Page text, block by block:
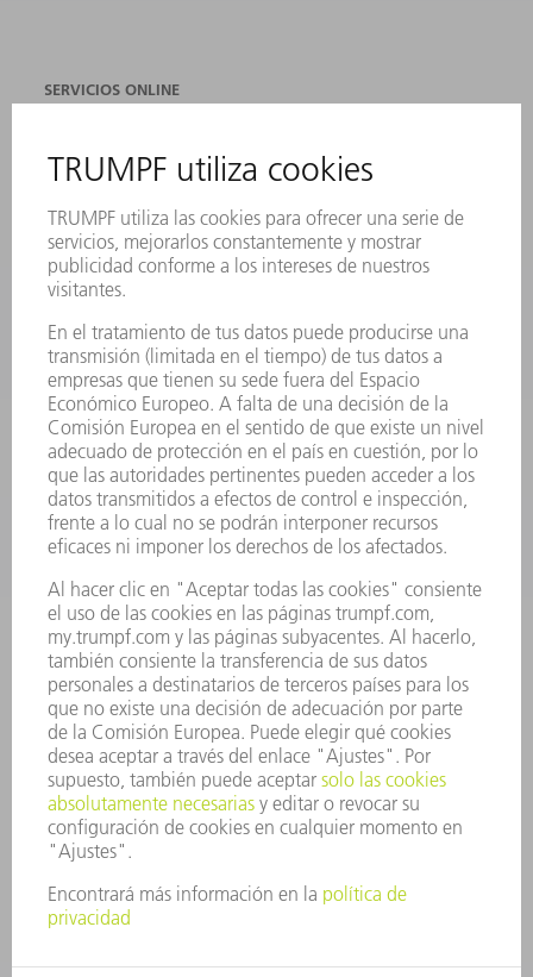
SERVICIOS ONLINE
EVENTOS Y CONVOCATORIAS
REGISTRO PARA EL BOLETÍN INFORMATIVO
FICHAS TÉCNICAS DE SEGURIDAD
PRODUCTOS
MÁQUINAS Y SISTEMAS
LÁSER
HERRAMIENTAS PORTÁTILES
FÁBRICA INTELIGENTE
SOFTWARE
SERVICIOS
APLICACIONES
SECTORES
EMPRESA
CARRERA PROFESIONAL
OFERTAS DE TRABAJO
PERFIL DE LA EMPRESA
INFORME ANUAL
PRINCIPIOS CORPORATIVOS
CUMPLIMIENTO
SISTEMA DE INFORMADORES
SEGURIDAD
COMUNICADOS DE PRENSA
REVISTAS
SOSTENIBILIDAD
MEDIO AMBIENTE Y CLIMA
SOCIEDAD Y EMPRESA
GESTIÓN EMPRESARIAL